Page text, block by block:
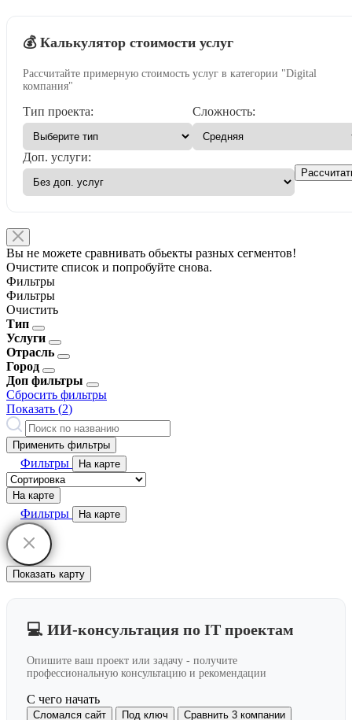
💰 Калькулятор стоимости услуг
Рассчитайте примерную стоимость услуг в категории "Digital
компания"
Тип проекта: Сложность:
Доп. услуги:
Вы не можете сравнивать обьекты разных сегментов!
Очистите список и попробуйте снова.
Фильтры
Фильтры
Очистить
Тип
Услуги
Отрасль
Город
Доп фильтры
Сбросить фильтры
Показать (2)
Применить фильтры
Фильтры На карте
На карте
Фильтры На карте
Показать карту
💻 ИИ-консультация по IT проектам
Опишите ваш проект или задачу - получите
профессиональную консультацию и рекомендации
С чего начать
Сломался сайт Под ключ Сравнить 3 компании